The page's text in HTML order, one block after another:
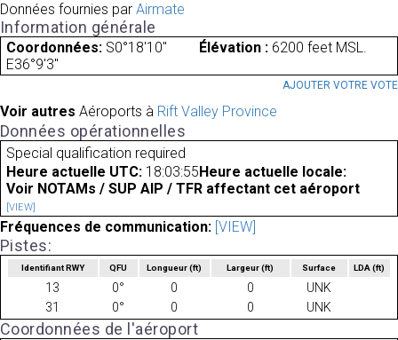
Données fournies par Airmate
Information générale
Coordonnées: S0°18'10"
E36°9'3"
Élévation : 6200 feet MSL.
AJOUTER VOTRE VOTE
Voir autres Aéroports à Rift Valley Province
Données opérationnelles
Special qualification required
Heure actuelle UTC: 18:03:55 Heure actuelle locale:
Voir NOTAMs / SUP AIP / TFR affectant cet aéroport
[VIEW]
Fréquences de communication: [VIEW]
Pistes:
Identifiant RWY QFU Longueur(ft) Largeur(ft) Surface LDA(ft)
13 0° 0 0
UNK
31
0° 0 0 UNK
Coordonnées de l'aéroport